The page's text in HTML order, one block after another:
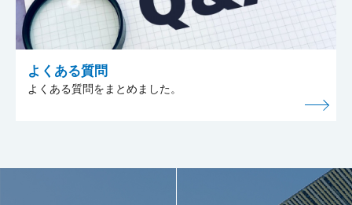
よくある質問
よくある質問をまとめました。